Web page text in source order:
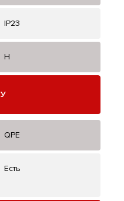
IP23
H
QPE
Есть